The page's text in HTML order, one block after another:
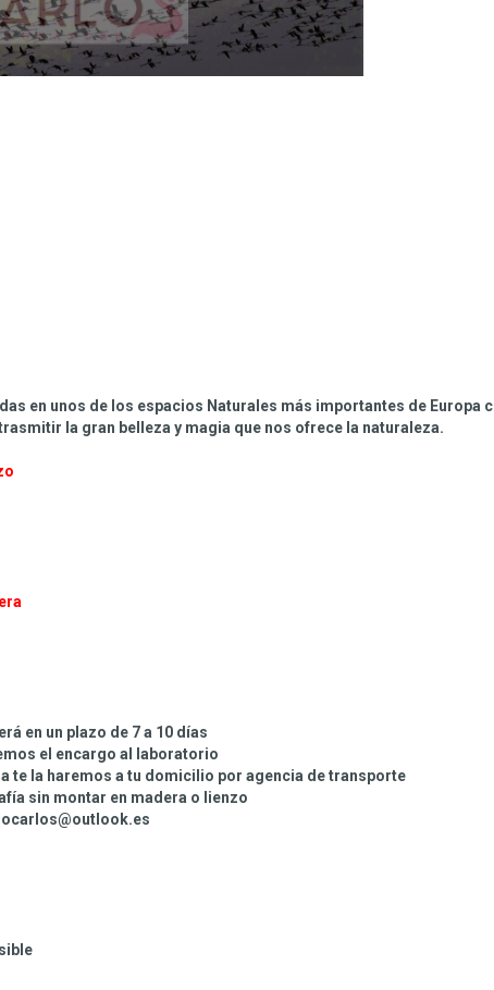
en unos de los espacios Naturales más importantes de Europa
la gran belleza y magia que nos ofrece la naturaleza.
en un plazo de 7 a 10 días
el encargo al laboratorio
te la haremos a tu domicilio por agencia de transporte
sin montar en madera o lienzo